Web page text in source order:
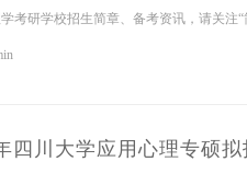
考研学校招生简章、备考资讯，请关
四川大学应用心理专硕